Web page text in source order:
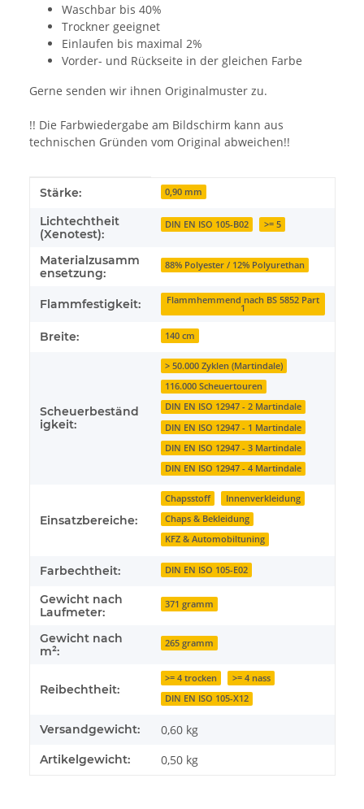
Waschbar bis 40%
Trockner geeignet
Einlaufen bis maximal 2%
Vorder- und Rückseite in der gleichen Farbe
Gerne senden wir ihnen Originalmuster zu.
!! Die Farbwiedergabe am Bildschirm kann aus
technischen Gründen vom Original abweichen!!
Produkteigenschaft
Wert
Stärke: 0,90 mm
Lichtechtheit
(Xenotest):
DIN EN ISO 105-B02 >= 5
Materialzusamm
ensetzung:
88% Polyester / 12% Polyurethan
Flammfestigkeit: Flammhemmend nach BS 5852 Part
1
Breite: 140 cm
Scheuerbeständ
igkeit:
> 50.000 Zyklen (Martindale)
116.000 Scheuertouren
DIN EN ISO 12947 - 2 Martindale
DIN EN ISO 12947 - 1 Martindale
DIN EN ISO 12947 - 3 Martindale
DIN EN ISO 12947 - 4 Martindale
Einsatzbereiche:
Chapsstoff
Innenverkleidung
Chaps & Bekleidung
KFZ & Automobiltuning
Farbechtheit: DIN EN ISO 105-E02
Gewicht nach
Laufmeter:
371 gramm
Gewicht nach
m²:
265 gramm
Reibechtheit:
>= 4 trocken
>= 4 nass
DIN EN ISO 105-X12
Versandgewicht: 0,60 kg
Artikelgewicht: 0,50 kg